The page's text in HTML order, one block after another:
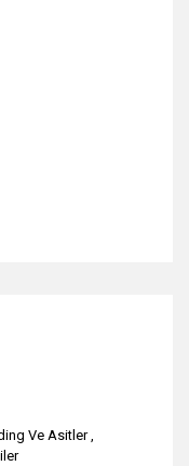
Ve Asitler,